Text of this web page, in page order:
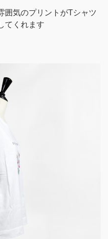
囲気のプリントがTシャツ
てくれます